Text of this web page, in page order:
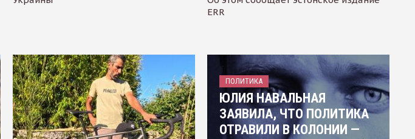
ERR
ПОЛИТИКА
ЮЛИЯ НАВАЛЬНАЯ
ЗАЯВИЛА, ЧТО ПОЛИТИКА
ОТРАВИЛИ В КОЛОНИИ —